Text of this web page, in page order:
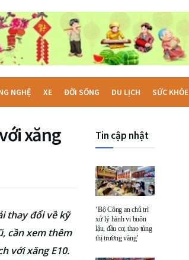
NGHỆ XE ĐỜI SỐNG DU LỊCH SỨC KHỎE
xăng
thay đổi về kỹ
cần xem thêm
với xăng E10.
Tin cập nhật
‘Bộ Công an chủ trì
xử lý hành vi buôn
lậu, đầu cơ, thao túng
thị trường vàng’